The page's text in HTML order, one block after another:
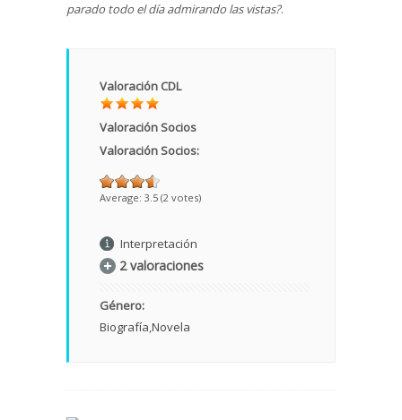
parado todo el día admirando las vistas?.
Valoración CDL
Valoración Socios
Valoración Socios:
Average: 3.5 (2 votes)
Interpretación
2 valoraciones
Género:
Biografía Novela